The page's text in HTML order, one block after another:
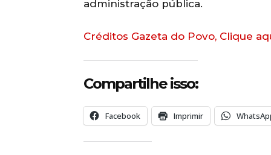
administração pública.
Créditos Gazeta do Povo, Clique
Compartilhe isso:
Facebook Imprimir